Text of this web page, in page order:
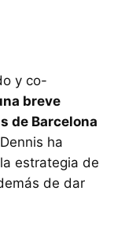
y co-
breve
de Barcelona
ha
estrategia de
de dar